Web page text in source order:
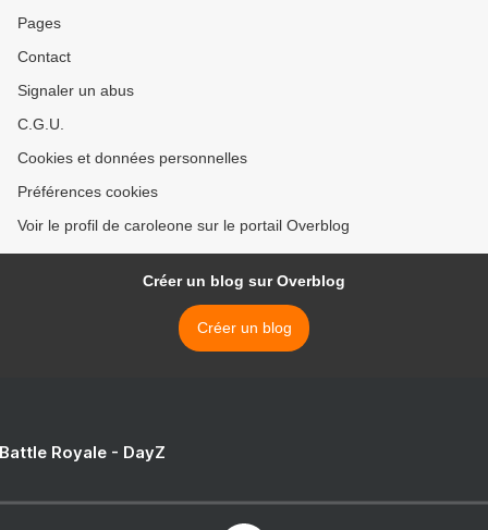
Pages
Contact
Signaler un abus
C.G.U.
Cookies et données personnelles
Préférences cookies
Voir le profil de caroleone sur le portail Overblog
Créer un blog sur Overblog
Créer un blog
Royale - DayZ